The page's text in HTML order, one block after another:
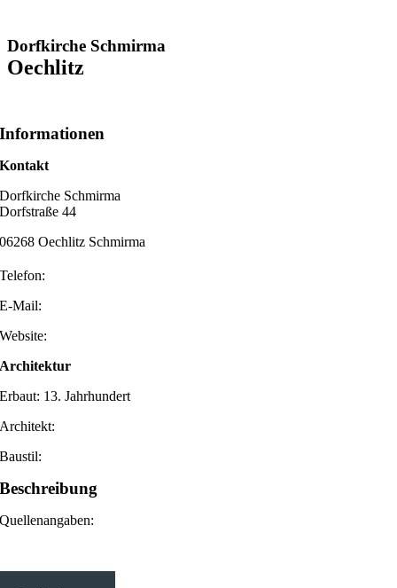
Dorfkirche Schmirma
Oechlitz
Informationen
Kontakt
Dorfkirche Schmirma
Dorfstraße 44
06268 Oechlitz Schmirma
Telefon:
E-Mail:
Website:
Architektur
Erbaut: 13. Jahrhundert
Architekt:
Baustil:
Beschreibung
Quellenangaben: